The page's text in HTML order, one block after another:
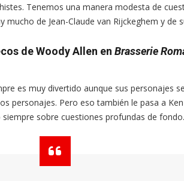
Tenemos una manera modesta de
mucho de Jean-Claude van Rijckeghem y de
de Woody Allen en Brasserie
es muy divertido aunque sus personajes
personajes. Pero eso también le pasa a
sobre cuestiones profundas de fondo.